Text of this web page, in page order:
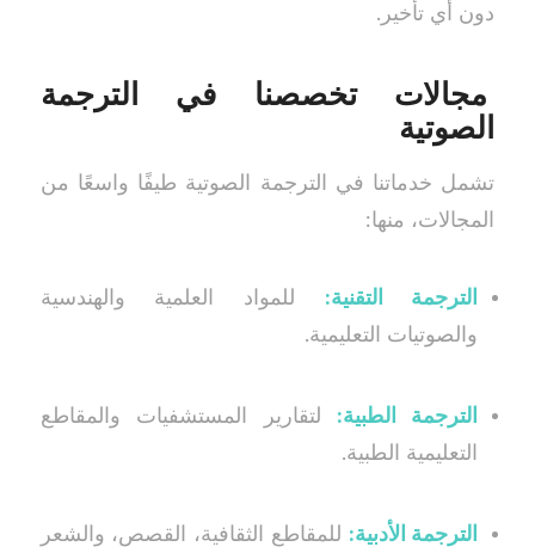
دون أي تأخير.
مجالات تخصصنا في الترجمة
الصوتية
تشمل خدماتنا في الترجمة الصوتية طيفًا واسعًا من
المجالات، منها:
الترجمة التقنية: للمواد العلمية والهندسية
والصوتيات التعليمية.
الترجمة الطبية: لتقارير المستشفيات والمقاطع
التعليمية الطبية.
الترجمة الأدبية: للمقاطع الثقافية، القصص، والشعر